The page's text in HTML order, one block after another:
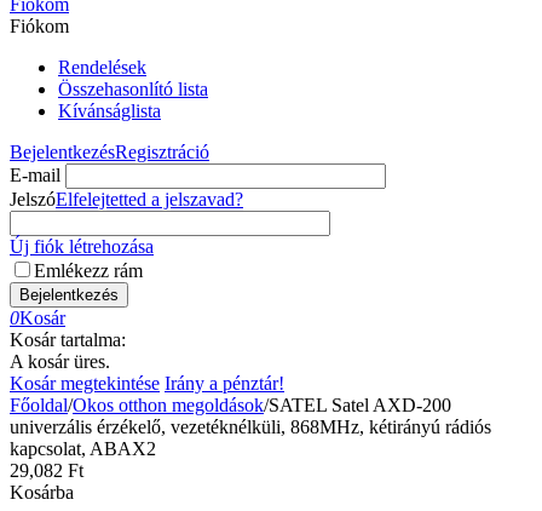
Fiókom
Fiókom
Rendelések
Összehasonlító lista
Kívánságlista
BejelentkezésRegisztráció
E-mail
JelszóElfelejtetted a jelszavad?
Új fiók létrehozása
Emlékezz rám
Bejelentkezés
0Kosár
Kosár tartalma:
A kosár üres.
Kosár megtekintése Irány a pénztár!
Főoldal/Okos otthon megoldások/SATEL Satel AXD-200
univerzális érzékelő, vezetéknélküli, 868MHz, kétirányú rádiós
kapcsolat, ABAX2
29,082 Ft
Kosárba